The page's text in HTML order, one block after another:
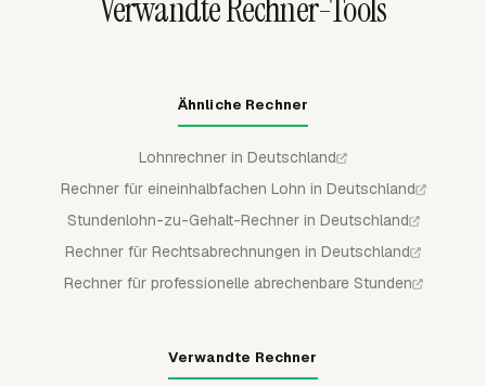
Verwandte Rechner-Tools
Ähnliche Rechner
Lohnrechner in Deutschland
Rechner für eineinhalbfachen Lohn in Deutschland
Stundenlohn-zu-Gehalt-Rechner in Deutschland
Rechner für Rechtsabrechnungen in Deutschland
Rechner für professionelle abrechenbare Stunden
Verwandte Rechner